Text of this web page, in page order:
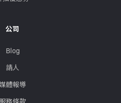
公司
Blog
請人
體報導